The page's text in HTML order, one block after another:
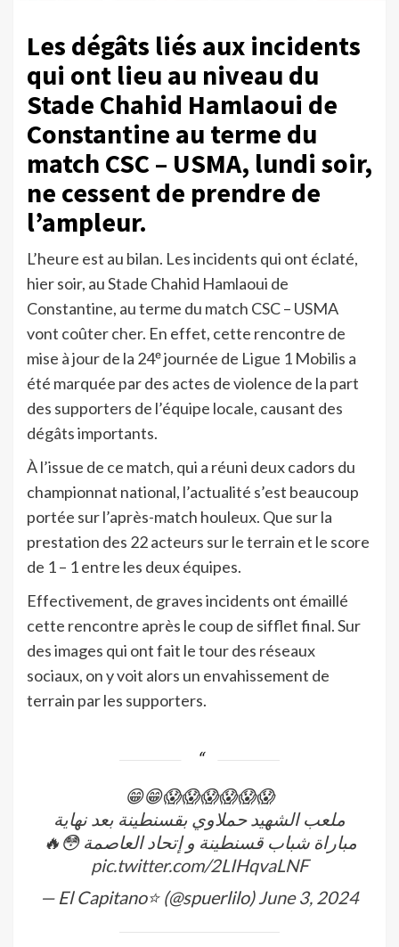
Les dégâts liés aux incidents
qui ont lieu au niveau du
Stade Chahid Hamlaoui de
Constantine au terme du
match CSC – USMA, lundi soir,
ne cessent de prendre de
l’ampleur.
L’heure est au bilan. Les incidents qui ont éclaté,
hier soir, au Stade Chahid Hamlaoui de
Constantine, au terme du match CSC – USMA
vont coûter cher. En effet, cette rencontre de
mise à jour de la 24ᵉ journée de Ligue 1 Mobilis a
été marquée par des actes de violence de la part
des supporters de l’équipe locale, causant des
dégâts importants.
À l’issue de ce match, qui a réuni deux cadors du
championnat national, l’actualité s’est beaucoup
portée sur l’après-match houleux. Que sur la
prestation des 22 acteurs sur le terrain et le score
de 1 – 1 entre les deux équipes.
Effectivement, de graves incidents ont émaillé
cette rencontre après le coup de sifflet final. Sur
des images qui ont fait le tour des réseaux
sociaux, on y voit alors un envahissement de
terrain par les supporters.
😱😱😱😱😱😱😁😁
ملعب الشهيد حملاوي بقسنطينة بعد نهاية
مباراة شباب قسنطينة و إتحاد العاصمة 😳🔥
pic.twitter.com/2LIHqvaLNF
— El Capitano⭐ (@spuerlilo)June 3, 2024